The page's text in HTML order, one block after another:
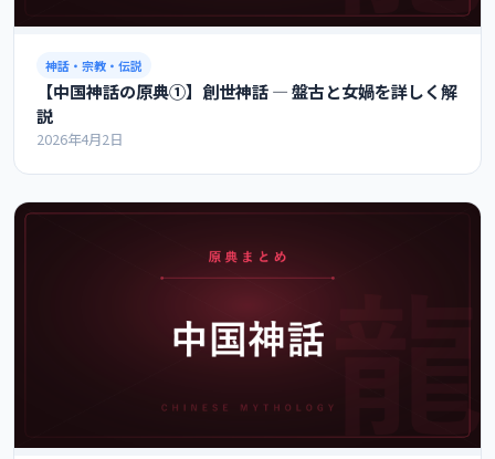
神話・宗教・伝説
【中国神話の原典①】創世神話 ― 盤古と女媧を詳しく解
説
2026年4月2日